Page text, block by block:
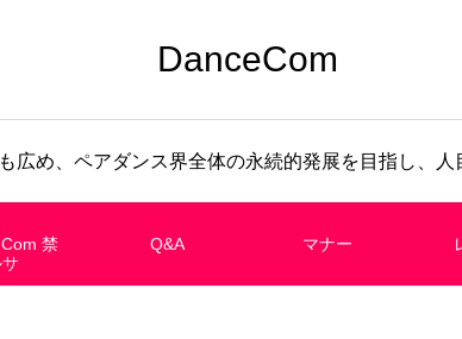
DanceCom
広め、ペアダンス界全体の永続的発展を目指し、
禁
Q&A マナー